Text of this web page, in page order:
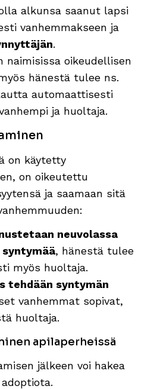
alkunsa saanut lapsi
vanhemmakseen ja
.
naimisissa oikeudellisen
hänestä tulee ns.
automaattisesti
ja huoltaja.
on käytetty
on oikeutettu
ja saamaan sitä
neuvolassa
syntymää, hänestä tulee
myös huoltaja.
tehdään syntymän
vanhemmat sopivat,
huoltaja.
apilaperheissä
jälkeen voi hakea